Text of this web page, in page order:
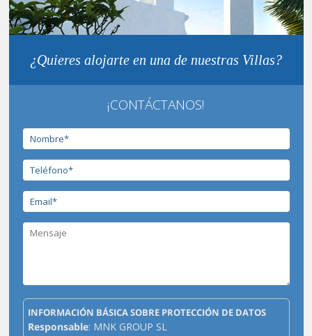
¿Quieres alojarte en una de nuestras Villas?
¡CONTÁCTANOS!
INFORMACIÓN BÁSICA SOBRE PROTECCIÓN DE DATOS
Responsable: MNK GROUP SL